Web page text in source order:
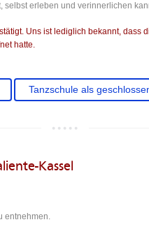
selbst erleben und verinnerlichen
Uns ist lediglich bekannt, dass
hatte.
Tanzschule als
Kassel
entnehmen.